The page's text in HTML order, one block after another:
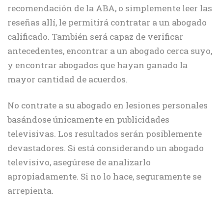
recomendación de la ABA, o simplemente leer las
reseñas allí, le permitirá contratar a un abogado
calificado. También será capaz de verificar
antecedentes, encontrar a un abogado cerca suyo,
y encontrar abogados que hayan ganado la
mayor cantidad de acuerdos.
No contrate a su abogado en lesiones personales
basándose únicamente en publicidades
televisivas. Los resultados serán posiblemente
devastadores. Si está considerando un abogado
televisivo, asegúrese de analizarlo
apropiadamente. Si no lo hace, seguramente se
arrepienta.